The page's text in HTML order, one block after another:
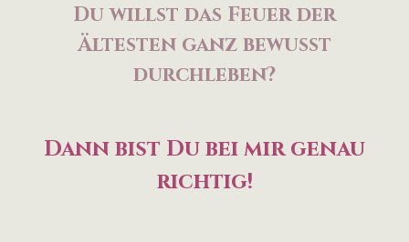
Du willst das Feuer der
Ältesten ganz bewusst
durchleben?
Dann bist Du bei mir genau
richtig!